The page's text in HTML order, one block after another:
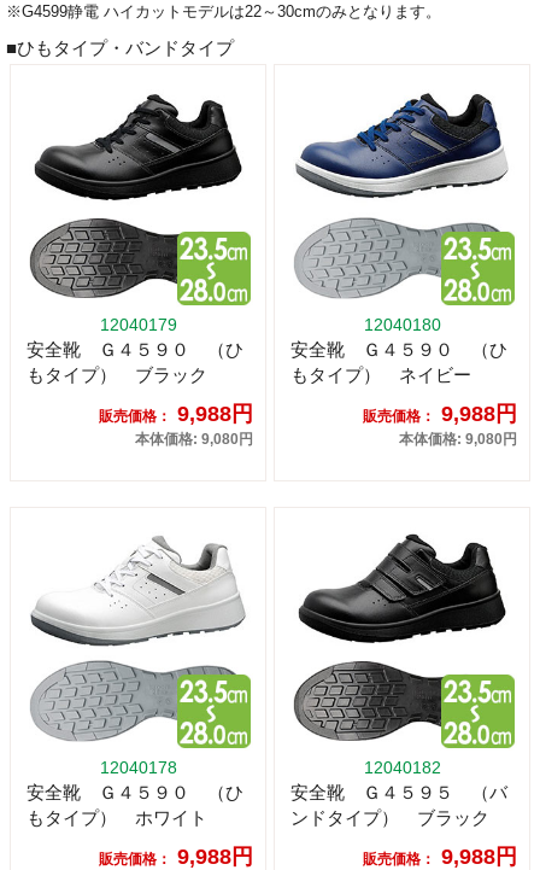
※G4599静電 ハイカットモデルは22～30cmのみとなります。
■ひもタイプ・バンドタイプ
12040179
安全靴 Ｇ４５９０ （ひ
もタイプ） ブラック
販売価格： 9,988円
本体価格: 9,080円
12040180
安全靴 Ｇ４５９０ （ひ
もタイプ） ネイビー
販売価格： 9,988円
本体価格: 9,080円
12040178
安全靴 Ｇ４５９０ （ひ
もタイプ） ホワイト
販売価格： 9,988円
12040182
安全靴 Ｇ４５９５ （バ
ンドタイプ） ブラック
販売価格： 9,988円